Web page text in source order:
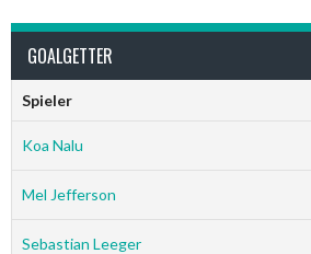
GOALGETTER
Spieler
Koa Nalu
Mel Jefferson
Sebastian Leeger